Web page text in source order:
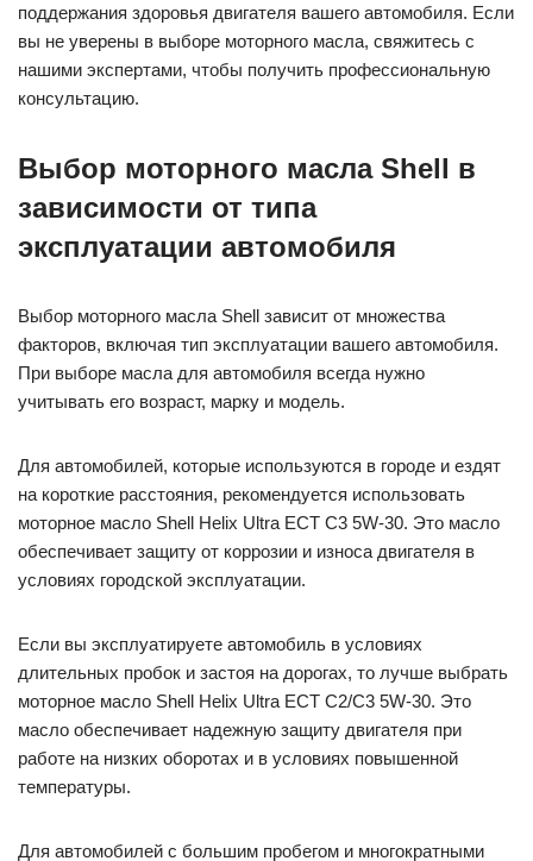
поддержания здоровья двигателя вашего автомобиля. Если
вы не уверены в выборе моторного масла, свяжитесь с
нашими экспертами, чтобы получить профессиональную
консультацию.
Выбор моторного масла Shell в
зависимости от типа
эксплуатации автомобиля
Выбор моторного масла Shell зависит от множества
факторов, включая тип эксплуатации вашего автомобиля.
При выборе масла для автомобиля всегда нужно
учитывать его возраст, марку и модель.
Для автомобилей, которые используются в городе и ездят
на короткие расстояния, рекомендуется использовать
моторное масло Shell Helix Ultra ECT C3 5W-30. Это масло
обеспечивает защиту от коррозии и износа двигателя в
условиях городской эксплуатации.
Если вы эксплуатируете автомобиль в условиях
длительных пробок и застоя на дорогах, то лучше выбрать
моторное масло Shell Helix Ultra ECT C2/C3 5W-30. Это
масло обеспечивает надежную защиту двигателя при
работе на низких оборотах и в условиях повышенной
температуры.
Для автомобилей с большим пробегом и многократными